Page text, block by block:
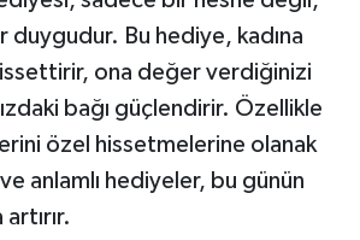
duygudur. Bu hediye, kadına
ona değer verdiğinizi
bağı güçlendirir. Özellikle
özel hissetmelerine olanak
anlamlı hediyeler, bu günün